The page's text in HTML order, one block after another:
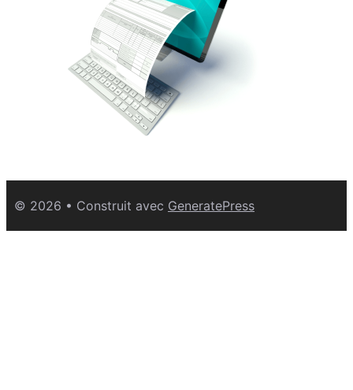
© 2026 • Construit avec GeneratePress